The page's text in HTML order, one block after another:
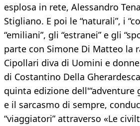
esplosa in rete, Alessandro
Stigliano. E poi le “naturali”, i
“emiliani”, gli “estranei” e gli
parte con Simone Di Matteo la
Cipollari diva di Uomini e
di Costantino Della
quinta edizione dell'“adventure
e il sarcasmo di sempre,
“viaggiatori” attraverso «Le